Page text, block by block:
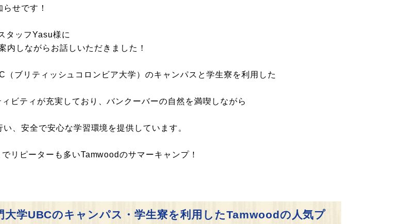
せです！
タッフYasu様に
しながらお話しいただきました！
ブリティッシュコロンビア大学）のキャンパスと学生寮を利用した
ビティが充実しており、バンクーバーの自然を満喫しながら
、安全で安心な学習環境を提供しています。
リピーターも多いTamwoodのサマーキャンプ！
大学UBCのキャンパス・学生寮を利用したTamwoodの人気プ